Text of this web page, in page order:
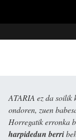
ATARIA ez da soilik
ondoren, zuen
Horregatik erronka
harpidedun berri